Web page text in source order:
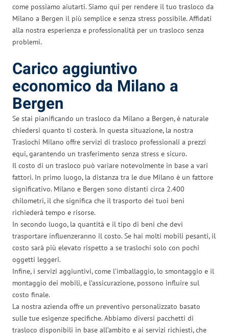
come possiamo aiutarti. Siamo qui per rendere il tuo trasloco da
Milano a Bergen il più semplice e senza stress possibile. Affidati
alla nostra esperienza e professionalità per un trasloco senza
problemi.
Carico aggiuntivo
economico da Milano a
Bergen
Se stai pianificando un trasloco da Milano a Bergen, è naturale
chiedersi quanto ti costerà. In questa situazione, la nostra
Traslochi Milano offre servizi di trasloco professionali a prezzi
equi, garantendo un trasferimento senza stress e sicuro.
Il costo di un trasloco può variare notevolmente in base a vari
fattori. In primo luogo, la distanza tra le due Milano è un fattore
significativo. Milano e Bergen sono distanti circa 2.400
chilometri, il che significa che il trasporto dei tuoi beni
richiederà tempo e risorse.
In secondo luogo, la quantità e il tipo di beni che devi
trasportare influenzeranno il costo. Se hai molti mobili pesanti, il
costo sarà più elevato rispetto a se traslochi solo con pochi
oggetti leggeri.
Infine, i servizi aggiuntivi, come l’imballaggio, lo smontaggio e il
montaggio dei mobili, e l’assicurazione, possono influire sul
costo finale.
La nostra azienda offre un preventivo personalizzato basato
sulle tue esigenze specifiche. Abbiamo diversi pacchetti di
trasloco disponibili in base all’ambito e ai servizi richiesti, che